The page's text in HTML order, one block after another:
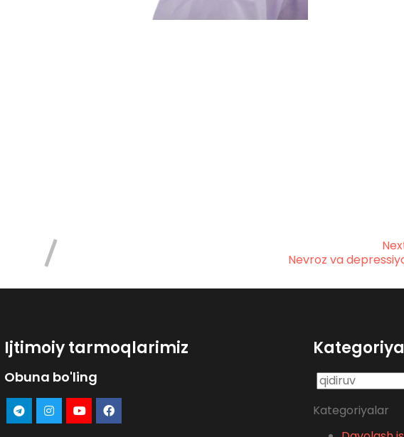
Nevroz va
Ijtimoiy tarmoqlarimiz
Obuna bo'ling
Qidirshish:
Kategoriyalar